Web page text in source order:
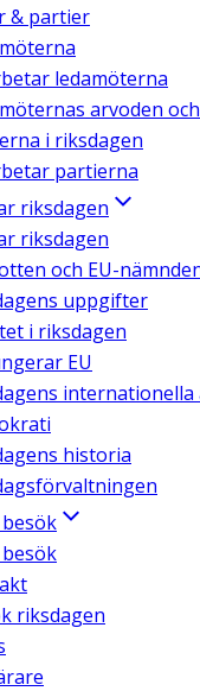
& partier
ledamöterna
arvoden
i riksdagen
partierna
riksdagen
riksdagen
och EU-
uppgifter
i riksdagen
EU
internationella
historia
riksdagen